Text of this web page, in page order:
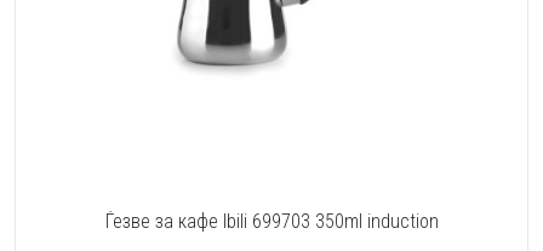
Ѓезве за кафе Ibili 699703 350ml induction